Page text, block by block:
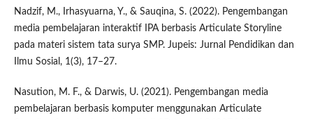
Nadzif, M., Irhasyuarna, Y., & Sauqina, S. (2022). Pengembangan
media pembelajaran interaktif IPA berbasis Articulate Storyline
pada materi sistem tata surya SMP. Jupeis: Jurnal Pendidikan dan
Ilmu Sosial, 1(3), 17–27.
Nasution, M. F., & Darwis, U. (2021). Pengembangan media
pembelajaran berbasis komputer menggunakan Articulate